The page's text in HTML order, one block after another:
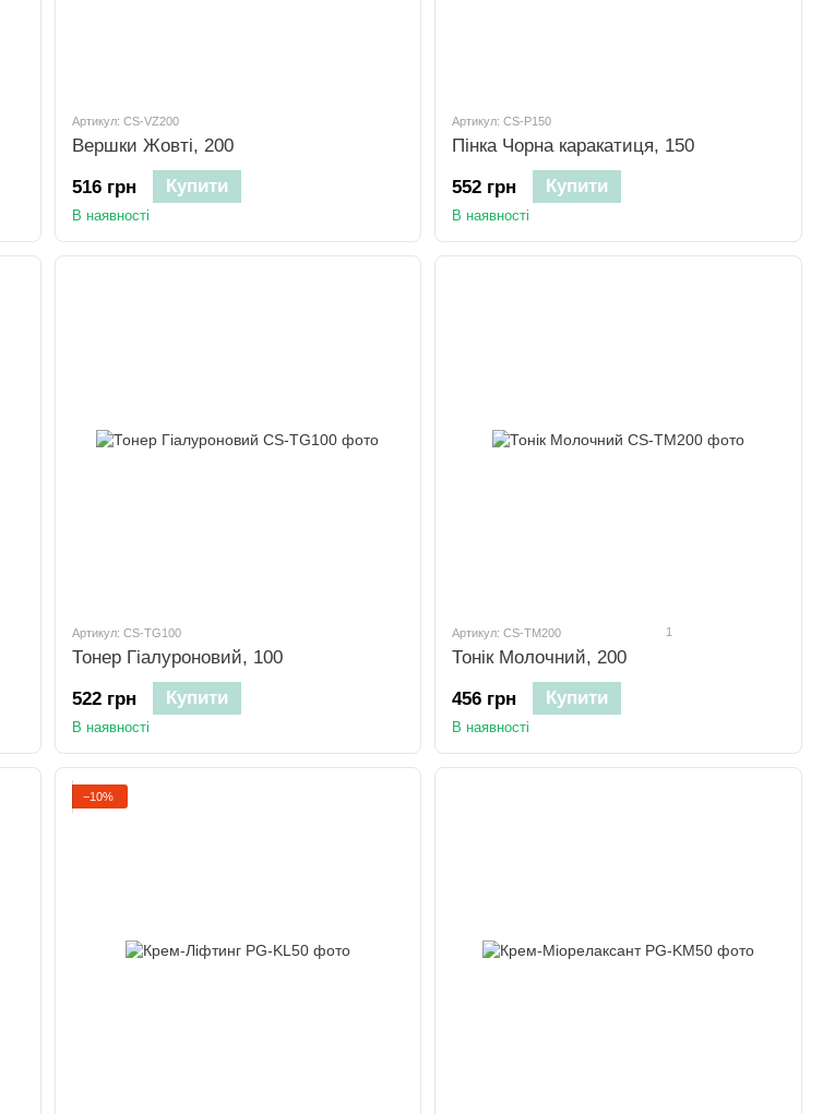
Артикул: CS-VZ200
Вершки Жовті, 200
516 грн
Купити
В наявності
Артикул: CS-P150
Пінка Чорна каракатиця, 150
552 грн
Купити
В наявності
Артикул: CS-TG100
Тонер Гіалуроновий, 100
522 грн
Купити
В наявності
Артикул: CS-TM200 1
Тонік Молочний, 200
456 грн
Купити
В наявності
−10%